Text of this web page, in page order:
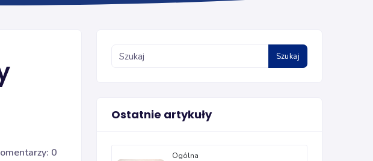
0
Szukaj
Ostatnie artykuły
Ogólna